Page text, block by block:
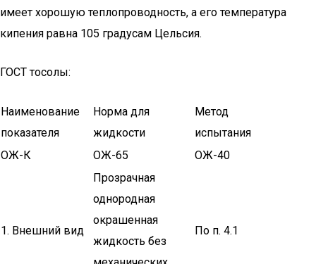
имеет хорошую теплопроводность, а его температура
кипения равна 105 градусам Цельсия.
ГОСТ тосолы:
Наименование
показателя
Норма для
жидкости
Метод
испытания
ОЖ-К
ОЖ-65 ОЖ-40
1. Внешний вид
Прозрачная
однородная
окрашенная
жидкость без
По п. 4.1